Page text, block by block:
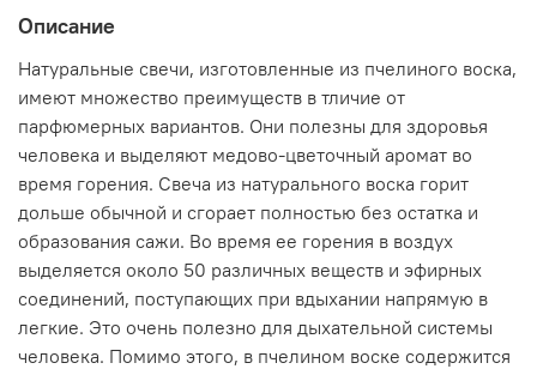
Описание
Натуральные свечи, изготовленные из пчелиного воска,
имеют множество преимуществ в тличие от
парфюмерных вариантов. Они полезны для здоровья
человека и выделяют медово-цветочный аромат во
время горения. Свеча из натурального воска горит
дольше обычной и сгорает полностью без остатка и
образования сажи. Во время ее горения в воздух
выделяется около 50 различных веществ и эфирных
соединений, поступающих при вдыхании напрямую в
легкие. Это очень полезно для дыхательной системы
человека. Помимо этого, в пчелином воске содержится